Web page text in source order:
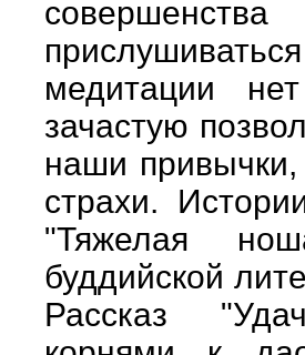
медитации
зачастую
наши
страхи.
"Тяжелая
буддийской
Рассказ